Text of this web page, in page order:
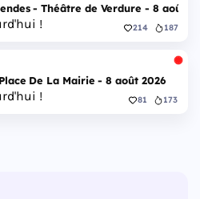
- Théâtre de Verdure - 8 août
! 214 187
De La Mairie - 8 août 2026
! 81 173